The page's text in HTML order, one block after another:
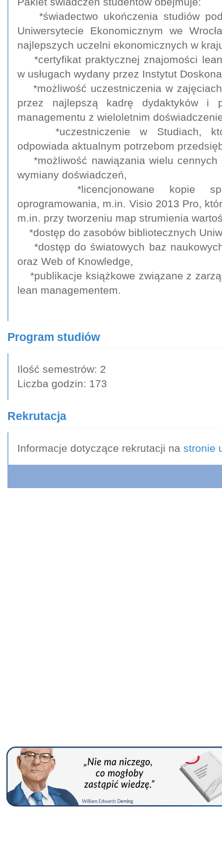
*świadectwo ukończenia studiów
Uniwersytecie Ekonomicznym we
najlepszych uczelni ekonomicznych w
*certyfikat praktycznej znajomości
w usługach wydany przez Instytut
*możliwość uczestniczenia w
przez najlepszą kadrę dydaktyków i
managementu z wieloletnim
*uczestniczenie w Studiach,
odpowiada aktualnym potrzebom
*możliwość nawiązania wielu cennych
wymiany doświadczeń,
*licencjonowane kopie
oprogramowania, m.in. Visio 2013 Pro,
m.in. przy tworzeniu map strumienia
*dostęp do zasobów bibliotecznych
*dostęp do światowych baz
oraz Web of Knowledge,
*publikacje książkowe związane z
lean managementem.
Program studiów
Ilość semestrów: 2
Liczba godzin: 173
Rekrutacja
Informacje dotyczące rekrutacji na stronie